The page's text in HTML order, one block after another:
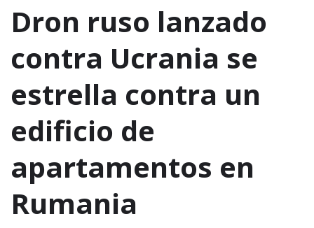
Dron ruso lanzado
contra Ucrania se
estrella contra un
edificio de
apartamentos en
Rumania